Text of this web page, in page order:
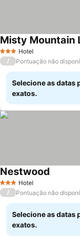
3 EstrelasHotel
Misty Mountain
/ Pontuação não
Selecione as datas
exatos.
3 EstrelasHotel
Nestwood
/ Pontuação não
Selecione as datas
exatos.